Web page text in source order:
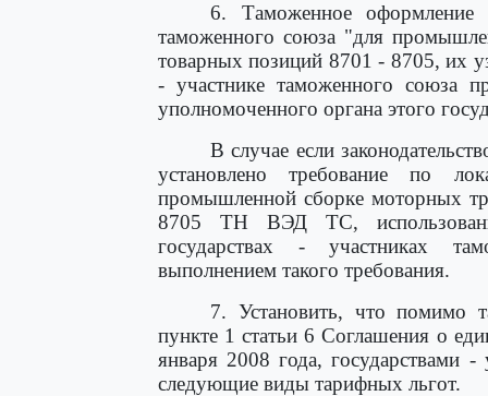
6. Таможенное оформление
таможенного союза "для
товарных позиций 8701 - 8705, их
- участнике таможенного союза
уполномоченного органа этого
В случае если
установлено требование по
промышленной сборке моторных
8705 ТН ВЭД ТС,
государствах - участниках
выполнением такого требования.
7. Установить, что помимо
пункте 1 статьи 6 Соглашения о
января 2008 года, государствами
следующие виды тарифных льгот.